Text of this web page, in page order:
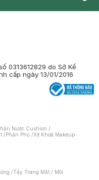
0313612829 do Sở Kế
cấp ngày 13/01/2016
Nước Cushion /
/Phấn Phủ /Xịt Khoá Makeup
/Tẩy Trang Mắt / Môi